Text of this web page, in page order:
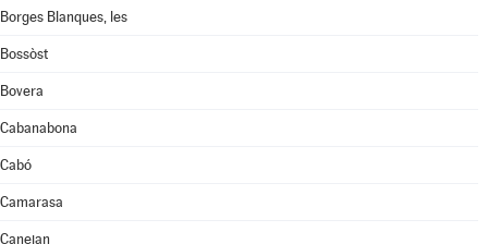
Borges Blanques, les
Bossòst
Bovera
Cabanabona
Cabó
Camarasa
Canejan